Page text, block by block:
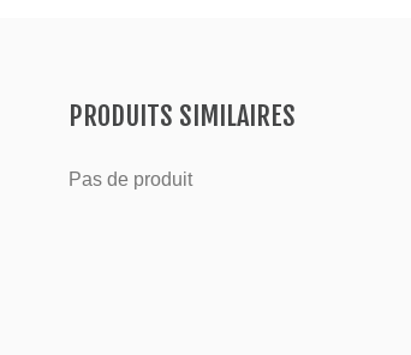
PRODUITS SIMILAIRES
Pas de produit